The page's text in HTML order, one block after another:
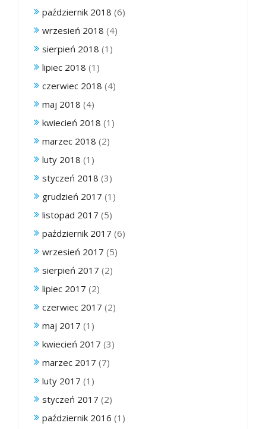
październik 2018 (6)
wrzesień 2018 (4)
sierpień 2018 (1)
lipiec 2018 (1)
czerwiec 2018 (4)
maj 2018 (4)
kwiecień 2018 (1)
marzec 2018 (2)
luty 2018 (1)
styczeń 2018 (3)
grudzień 2017 (1)
listopad 2017 (5)
październik 2017 (6)
wrzesień 2017 (5)
sierpień 2017 (2)
lipiec 2017 (2)
czerwiec 2017 (2)
maj 2017 (1)
kwiecień 2017 (3)
marzec 2017 (7)
luty 2017 (1)
styczeń 2017 (2)
październik 2016 (1)